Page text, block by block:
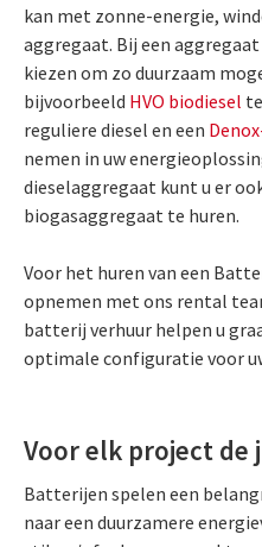
kan met zonne-energie,
aggregaat. Bij een
kiezen om zo duurzaam
bijvoorbeeld HVO biodiesel
reguliere diesel en een
nemen in uw
dieselaggregaat kunt u er
biogasaggregaat te huren.
Voor het huren van een
opnemen met ons rental
batterij verhuur helpen u
optimale configuratie voor
Voor elk project de
Batterijen spelen een
naar een duurzamere